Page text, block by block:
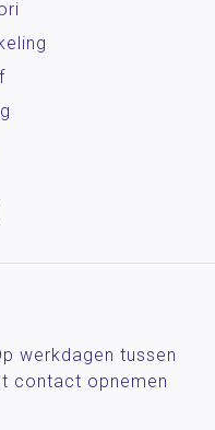
werkdagen tussen
contact opnemen